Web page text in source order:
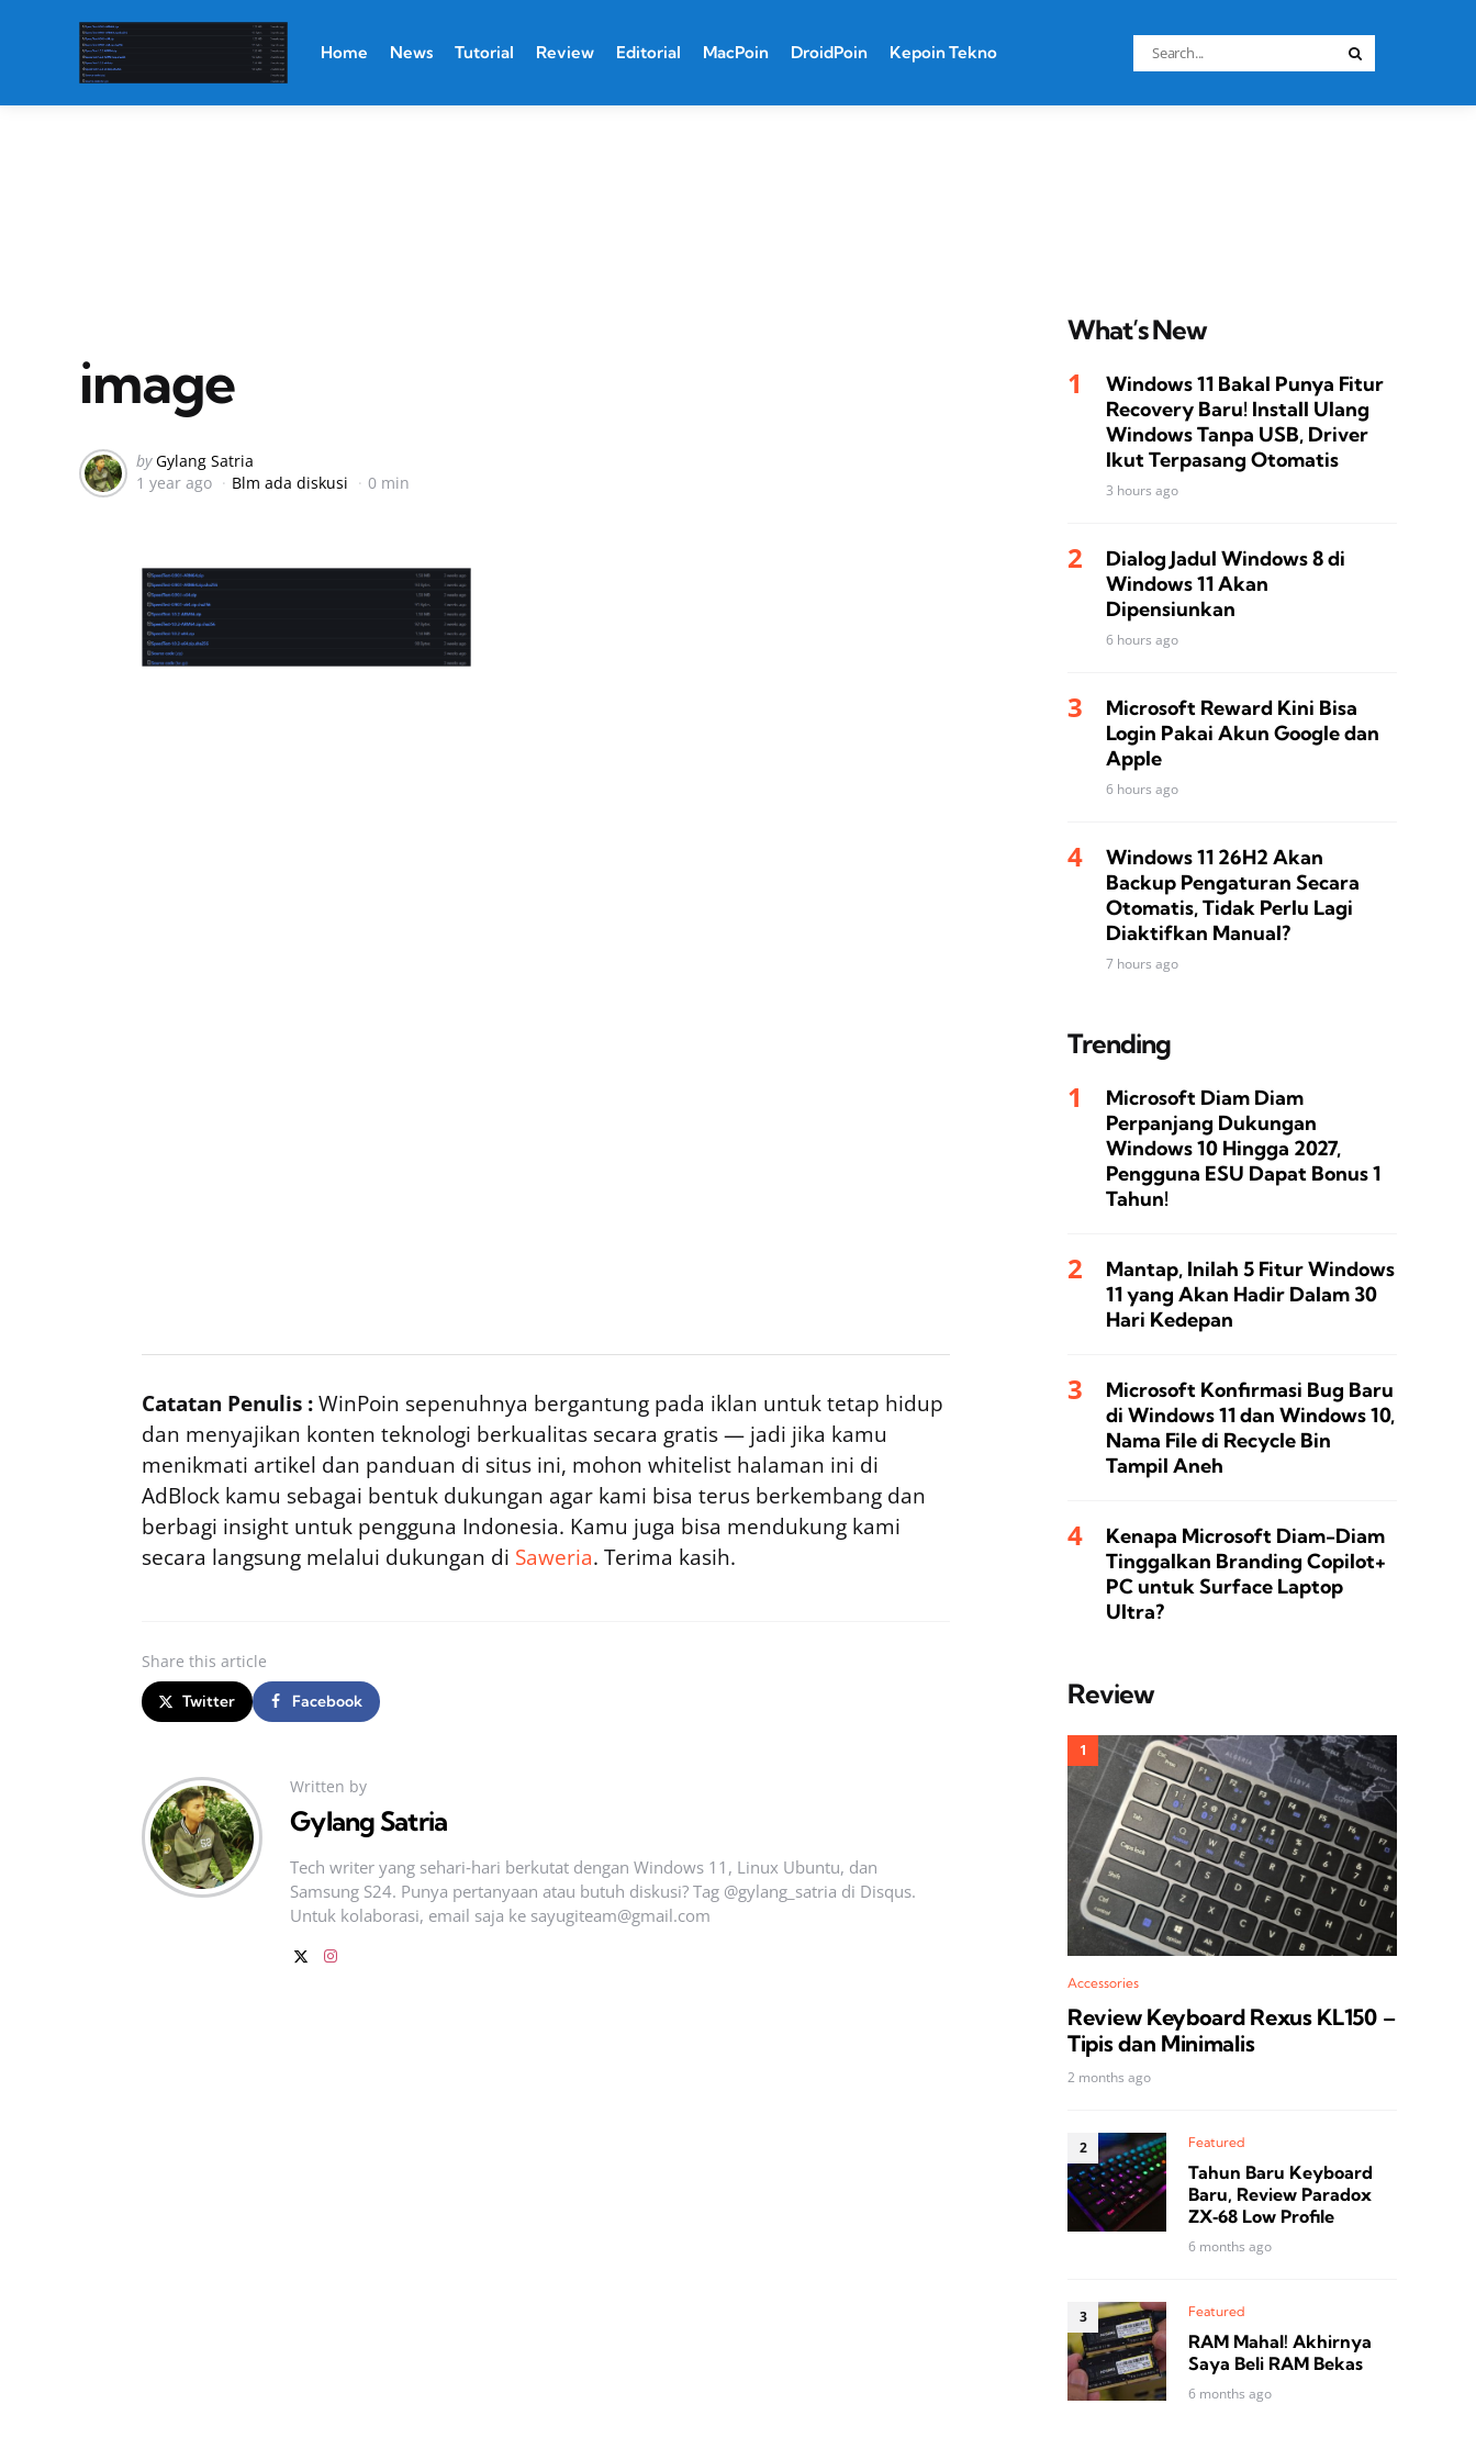
Home News Tutorial Review Editorial MacPoin DroidPoin Kepoin Tekno
Search
for:
image
Posted
by
by Gylang Satria
1 year ago
Blm ada diskusi 0 min
Catatan Penulis :WinPoin sepenuhnya bergantung pada iklan untuk tetap hidup
dan menyajikan konten teknologi berkualitas secara gratis — jadi jika kamu
menikmati artikel dan panduan di situs ini, mohon whitelist halaman ini di
AdBlock kamu sebagai bentuk dukungan agar kami bisa terus berkembang dan
berbagi insight untuk pengguna Indonesia. Kamu juga bisa mendukung kami
secara langsung melalui dukungan di Saweria. Terima kasih.
Share this article
Twitter Facebook
Written by
Gylang Satria
Tech writer yang sehari‑hari berkutat dengan Windows 11, Linux Ubuntu, dan
Samsung S24. Punya pertanyaan atau butuh diskusi? Tag @gylang_satria di Disqus.
Untuk kolaborasi, email saja ke sayugiteam@gmail.com
What’s New
Windows 11 Bakal Punya Fitur
Recovery Baru! Install Ulang
Windows Tanpa USB, Driver
Ikut Terpasang Otomatis
3 hours ago
Dialog Jadul Windows 8 di
Windows 11 Akan
Dipensiunkan
6 hours ago
Microsoft Reward Kini Bisa
Login Pakai Akun Google dan
Apple
6 hours ago
Windows 11 26H2 Akan
Backup Pengaturan Secara
Otomatis, Tidak Perlu Lagi
Diaktifkan Manual?
7 hours ago
Trending
Microsoft Diam Diam
Perpanjang Dukungan
Windows 10 Hingga 2027,
Pengguna ESU Dapat Bonus 1
Tahun!
Mantap, Inilah 5 Fitur Windows
11 yang Akan Hadir Dalam 30
Hari Kedepan
Microsoft Konfirmasi Bug Baru
di Windows 11 dan Windows 10,
Nama File di Recycle Bin
Tampil Aneh
Kenapa Microsoft Diam-Diam
Tinggalkan Branding Copilot+
PC untuk Surface Laptop
Ultra?
Review
Accessories
Review Keyboard Rexus KL150 –
Tipis dan Minimalis
2 months ago
Featured
Tahun Baru Keyboard
Baru, Review Paradox
ZX‑68 Low Profile
6 months ago
Featured
RAM Mahal! Akhirnya
Saya Beli RAM Bekas
6 months ago